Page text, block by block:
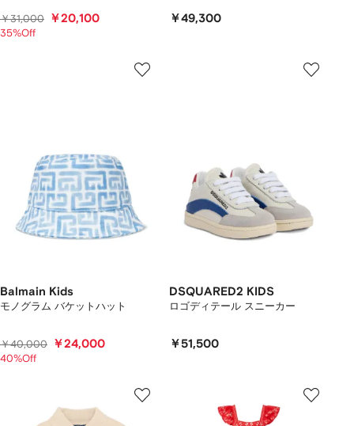
￥31,000 ￥20,100
35%Off
￥49,300
Balmain Kids
モノグラム バケットハット
￥40,000 ￥24,000
40%Off
DSQUARED2 KIDS
ロゴディテール スニーカー
￥51,500